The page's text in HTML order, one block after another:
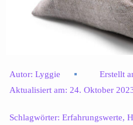
Autor: Lyggie Erstellt
Aktualisiert am: 24. Oktober
Schlagwörter: Erfahrungswerte,